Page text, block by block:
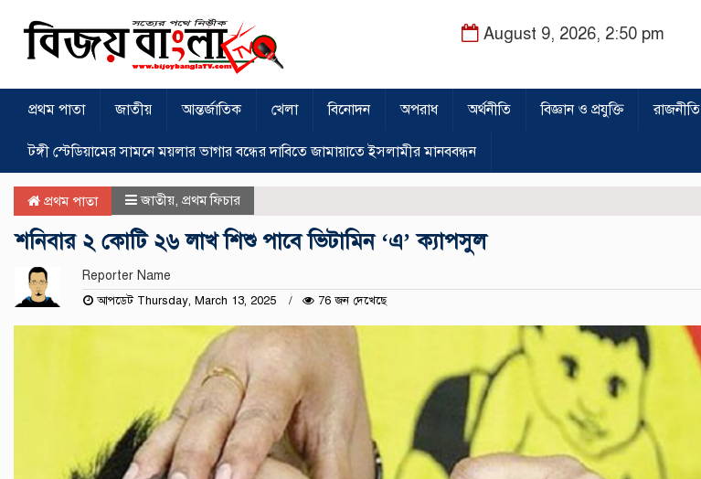
August 9, 2026, 2:50 pm
প্রথম পাতা জাতীয় আন্তর্জাতিক খেলা বিনোদন অপরাধ অর্থনীতি বিজ্ঞান ও প্রযুক্তি রাজনীতি
টঙ্গী স্টেডিয়ামের সামনে ময়লার ভাগার বন্ধের দাবিতে জামায়াতে ইসলামীর মানববন্ধন
প্রথম পাতা জাতীয় প্রথম ফিচার
শনিবার ২ কোটি ২৬ লাখ শিশু পাবে ভিটামিন ‘এ’ ক্যাপসুল
Reporter Name
আপডেট Thursday, March 13, 2025 76 জন দেখেছে